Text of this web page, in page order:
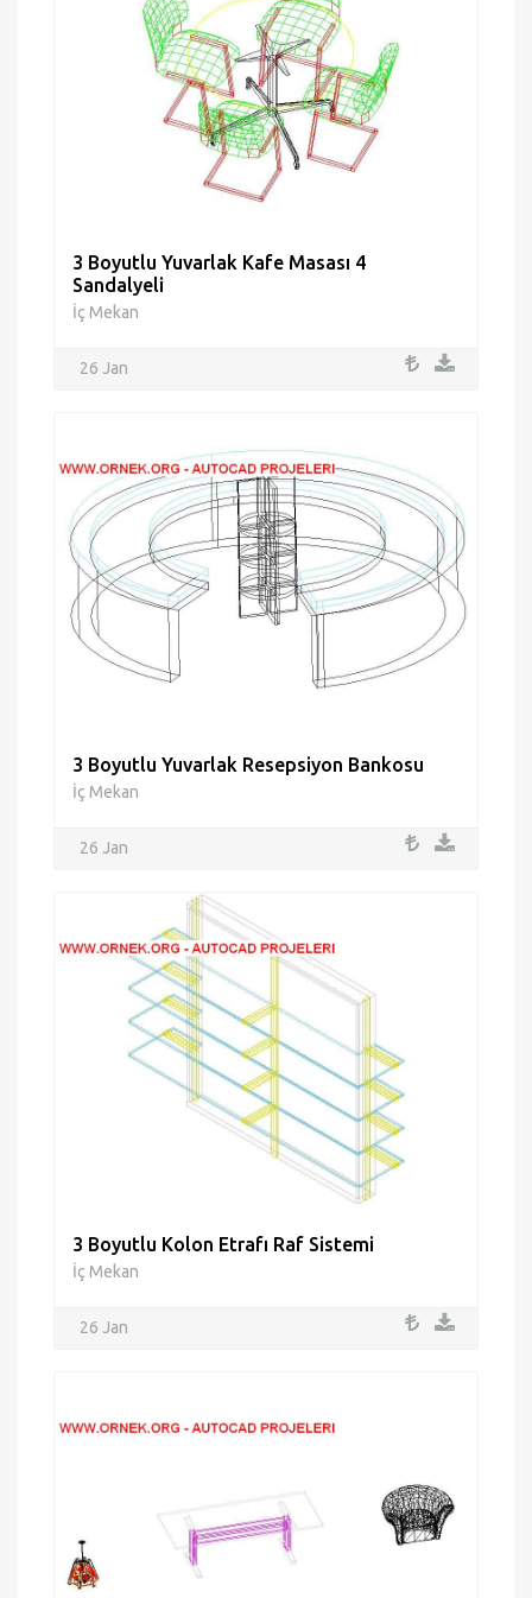
3 Boyutlu Yuvarlak Kafe Masası 4
Sandalyeli
İç Mekan
26 Jan
3 Boyutlu Yuvarlak Resepsiyon Bankosu
İç Mekan
26 Jan
3 Boyutlu Kolon Etrafı Raf Sistemi
İç Mekan
26 Jan